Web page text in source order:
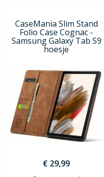
CaseMania Slim Stand
Folio Case Cognac -
Samsung Galaxy Tab S9
hoesje
€ 29,99